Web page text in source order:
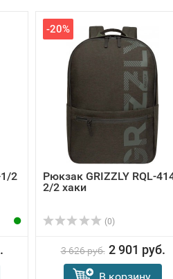
2
-20%
Рюкзак GRIZZLY RQL-
2/2 хаки
(0)
3 626 руб. 2 901 руб.
В корзину